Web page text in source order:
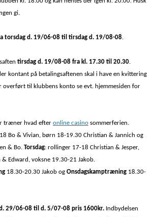
gi.
torsdag d. 19/06-08 til tirsdag d. 19/08-08.
tirsdag d. 19/08-08 fra kl. 17.30 til 20.30.
kontant på betalingsaftenen skal i have en kvittering
overført til klubbens konto se evt. hjemmesiden for
træner hvad efter online casino sommerferien.
Bo & Vivian, børn 18-19.30 Christian & Jannich og
& Bo. Torsdag: rollinger 17-18 Christian & Jesper,
Edward, voksne 19.30-21 Jakob.
18.30-20.30 Jakob og Onsdagskamptræning 18.30-
29/06-08 til d. 5/07-08 pris 1600kr. Indbydelsen